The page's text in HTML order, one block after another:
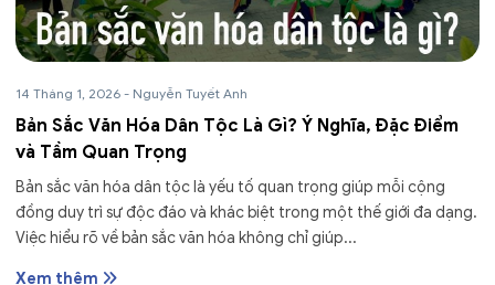
14 Tháng 1, 2026 - Nguyễn Tuyết Anh
Bản Sắc Văn Hóa Dân Tộc Là Gì? Ý Nghĩa, Đặc Điểm
và Tầm Quan Trọng
Bản sắc văn hóa dân tộc là yếu tố quan trọng giúp mỗi cộng
đồng duy trì sự độc đáo và khác biệt trong một thế giới đa dạng.
Việc hiểu rõ về bản sắc văn hóa không chỉ giúp...
Xem thêm